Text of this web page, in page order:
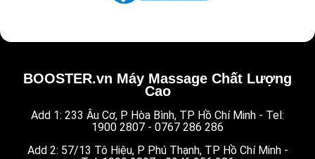
BOOSTER.vn Máy Massage Chất Lượng
Cao
Add 1: 233 Âu Cơ, P Hòa Bình, TP Hồ Chí Minh - Tel:
1900 2807 - 0767 286 286
Add 2: 57/13 Tô Hiệu, P Phú Thạnh, TP Hồ Chí Minh -